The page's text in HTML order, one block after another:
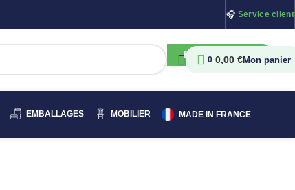
🎧 Service client
RECHERCHER
0 0,00 €
EMBALLAGES MOBILIER MADE IN FRANCE